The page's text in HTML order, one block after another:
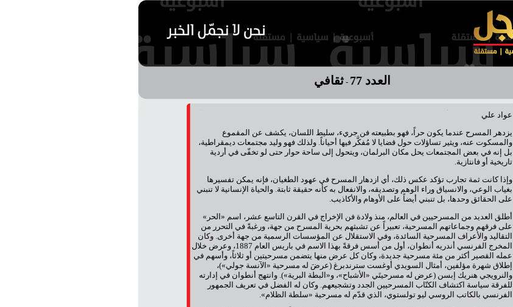
العدد 77 -ثقافي
عواد علي
يزدهر المسرح عندما يكون حراً، فهو بطبيعته فن جريء، سليط اللسان، يكشف عن المقموع
والمسكوت عنه، ويثير تساؤلات حول قضايا لا مُفكَّر فيها أحياناً. ولذلك فهو وليد مجتمعات ديمقراطية،
بل إنه في بعض المجتمعات يحل مكان البرلمان، ويتحول إلى ساحة حوار حتى لو تخفّى في أردية
تاريخية أو فانتازية.
وإذا كانت ثمة تجارب تؤكد عكس ذلك، أي ازدهار المسرح في عهود الطغيان، فإنه يمكن تفسيرها
بغياب الوعي، والانسياق وراء الوهم وتصديقه، والانفعال به كأنه حقيقة ثابتة‏.‏ والحياة الإنسانية لا تنبني
على الحقائق وحدها‏، بل تنبني أيضاً على الأوهام والأكاذيب.
أطلق العديد من المسرحيين في العالم، منذ ولادة فن الإخراج في القرن التاسع عشر، اسم «الحر»
على فرقهم وجماعاتهم المسرحية، تعبيراً عن تشبثهم بحرية المسرح من جهة، ورغبةً في التحرر من
التقاليد والأعراف المسرحية السائدة، وفي الاستقلال عن المؤسسات الرسمية من جهة أخرى. وكان
المخرج الفرنسي أندريه أنطوان، أول من أسس فرقةً بهذا الاسم في باريس العام 1887، وعرض خلال
عمله القصير أكثر من مئة مسرحية جديدة، وكان كل عرض منها يتضمن مسرحيتين أو ثلاثاً، وأسهم في
إطلاق شهرة مؤلفين، أمثال السويدي أوغست سترندبرغ (عرضَ له مسرحية «الآنسة جولي»)،
والنرويجي هنريك إبسن (عرض له مسرحيتَي «الأشباح»، و«البطة البرية»). وانتهج أنطوان في إدارته
للفرقة سياسة اكتشاف الكتّاب المسرحيين الجدد وتشجيعهم. وكان له الفضل في تعريف الجمهور
الفرنسي بالكاتب الروسي ليو تولستوي، الذي قدّم له مسرحية «سلطة الظلام».